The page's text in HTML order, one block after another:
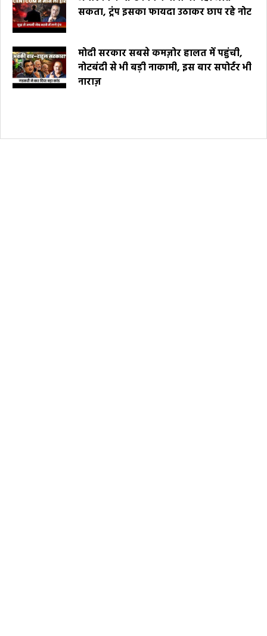
सकता, ट्रंप इसका फायदा उठाकर छाप रहे नोट
मोदी सरकार सबसे कमज़ोर हालत में पहुंची,
नोटबंदी से भी बड़ी नाकामी, इस बार सपोर्टर भी
नाराज़